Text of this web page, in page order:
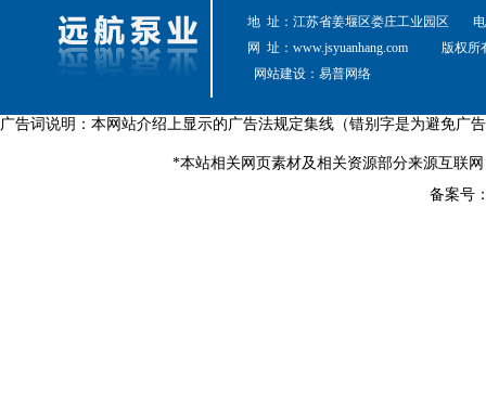
地 址：江苏省姜堰区娄庄工业园区
网 址： www.jsyuanhang.com
版权所
网站建设： 易普网络
广告词说明：本网站介绍上显示的广告法规定集线（错别字是为避免广
*本站相关网页素材及相关资源部分来源互联
备案号